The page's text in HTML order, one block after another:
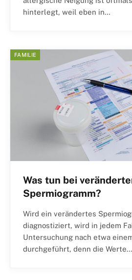
hinterlegt, weil eben in…
FAMILIE
Was tun bei
Spermiogramm?
Wird ein verändertes
diagnostiziert, wird in jedem
Untersuchung nach etwa
durchgeführt, denn die Werte…